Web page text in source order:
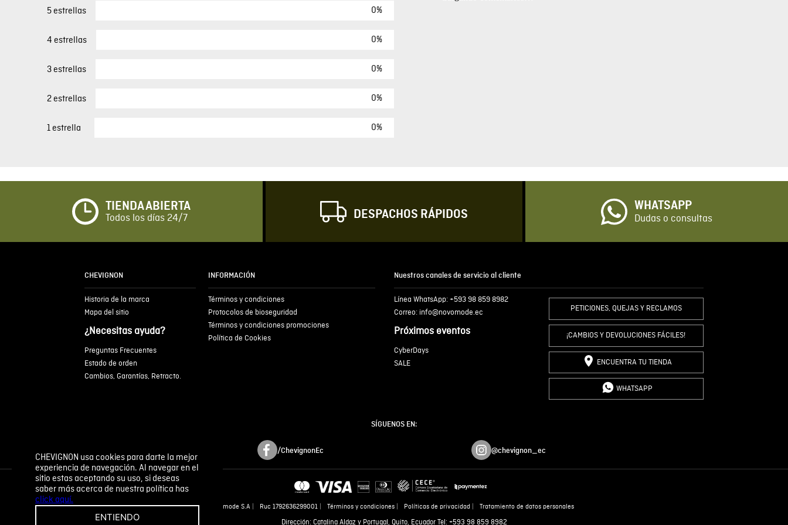
CHEVIGNON usa cookies para darte la mejor
experiencia de navegación. Al navegar en el
sitio estas aceptando su uso, si deseas
saber más acerca de nuestra política has
click aquí.
ENTIENDO
5 estrellas 0%
4 estrellas 0%
3 estrellas 0%
2 estrellas 0%
1 estrella 0%
Escribir comentario
ENVIAR COMENTARIO
TIENDA ABIERTA
Todos los días 24/7 DESPACHOS RÁPIDOS
WHATSAPP
Dudas o consultas
CHEVIGNON
Historia de la marca
Mapa del sitio
¿Necesitas ayuda?
Preguntas Frecuentes
Estado de orden
Cambios, Garantías, Retracto.
INFORMACIÓN
Términos y condiciones
Protocolos de bioseguridad
Términos y condiciones promociones
Política de Cookies
Nuestros canales de servicio al cliente
Línea WhatsApp: +593 98 859 8982
Correo: info@novomode.ec
Próximos eventos
CyberDays
SALE
PETICIONES, QUEJAS Y RECLAMOS
¡CAMBIOS Y DEVOLUCIONES FÁCILES!
ENCUENTRA TU TIENDA
WHATSAPP
SÍGUENOS EN:
/ChevignonEc @chevignon_ec
Novomode S.A Ruc 1792636299001 Términos y condiciones Políticas de privacidad Tratamiento de datos personales
Dirección: Catalina Aldaz y Portugal, Quito, Ecuador Tel: +593 98 859 8982